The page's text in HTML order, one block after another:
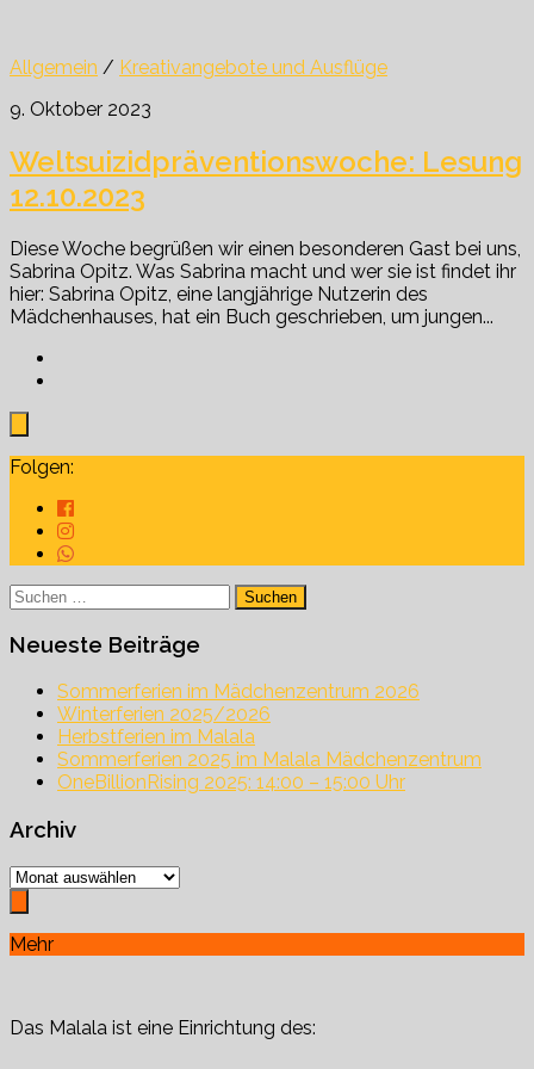
Allgemein / Kreativangebote und Ausflüge
9. Oktober 2023
Weltsuizidpräventionswoche: Lesung
12.10.2023
Diese Woche begrüßen wir einen besonderen Gast bei uns,
Sabrina Opitz. Was Sabrina macht und wer sie ist findet ihr
hier: Sabrina Opitz, eine langjährige Nutzerin des
Mädchenhauses, hat ein Buch geschrieben, um jungen...
Folgen:
Suchen
nach:
Neueste Beiträge
Sommerferien im Mädchenzentrum 2026
Winterferien 2025/2026
Herbstferien im Malala
Sommerferien 2025 im Malala Mädchenzentrum
OneBillionRising 2025: 14:00 – 15:00 Uhr
Archiv
Archiv
Mehr
Das Malala ist eine Einrichtung des: